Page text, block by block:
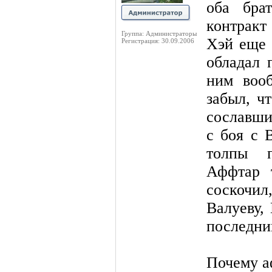
Группа: Администраторы
Регистрация: 30.09.2006
оба
Хэй еще
обладал
ним
забыл,
с боя с
толпы
Аффтар
Валуеву,
Почему